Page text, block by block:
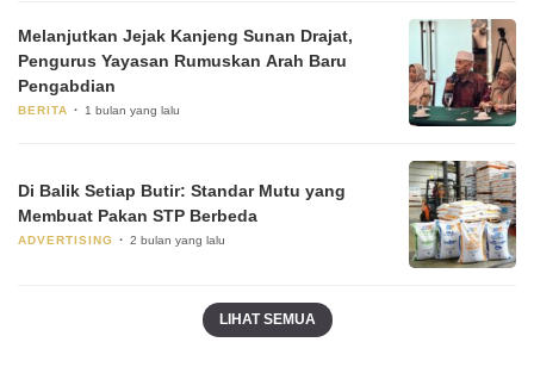
Melanjutkan Jejak Kanjeng Sunan Drajat,
Pengurus Yayasan Rumuskan Arah Baru
Pengabdian
BERITA 1 bulan yang lalu
Di Balik Setiap Butir: Standar Mutu yang
Membuat Pakan STP Berbeda
ADVERTISING 2 bulan yang lalu
LIHAT SEMUA